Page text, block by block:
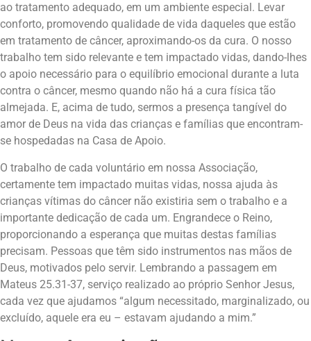
ao tratamento adequado, em um ambiente especial. Levar
conforto, promovendo qualidade de vida daqueles que estão
em tratamento de câncer, aproximando-os da cura. O nosso
trabalho tem sido relevante e tem impactado vidas, dando-lhes
o apoio necessário para o equilíbrio emocional durante a luta
contra o câncer, mesmo quando não há a cura física tão
almejada. E, acima de tudo, sermos a presença tangível do
amor de Deus na vida das crianças e famílias que encontram-
se hospedadas na Casa de Apoio.
O trabalho de cada voluntário em nossa Associação,
certamente tem impactado muitas vidas, nossa ajuda às
crianças vítimas do câncer não existiria sem o trabalho e a
importante dedicação de cada um. Engrandece o Reino,
proporcionando a esperança que muitas destas famílias
precisam. Pessoas que têm sido instrumentos nas mãos de
Deus, motivados pelo servir. Lembrando a passagem em
Mateus 25.31-37, serviço realizado ao próprio Senhor Jesus,
cada vez que ajudamos “algum necessitado, marginalizado, ou
excluído, aquele era eu – estavam ajudando a mim.”